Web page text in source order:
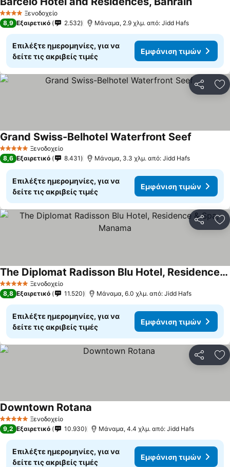
4 ΑστέριαΞενοδοχείο
8,9 Εξαιρετικό 2.532 Μάναμα, 2.9 χλμ. από: Jidd Hafs
Επιλέξτε ημερομηνίες, για να
δείτε τις ακριβείς τιμές
Εμφάνιση τιμών
5 Αστέρια Ξενοδοχείο
Grand Swiss-Belhotel Waterfront Seef
8,6 Εξαιρετικό 8.431 Μάναμα, 3.3 χλμ. από: Jidd Hafs
Επιλέξτε ημερομηνίες, για να
δείτε τις ακριβείς τιμές
Εμφάνιση τιμών
5 Αστέρια Ξενοδοχείο
The Diplomat Radisson Blu Hotel, Residence & Spa, Manama
Εμφάνιση τιμών
8,8 Εξαιρετικό 11.520 Μάναμα, 6.0 χλμ. από: Jidd Hafs
Επιλέξτε ημερομηνίες, για να
δείτε τις ακριβείς τιμές
Εμφάνιση τιμών
5 Αστέρια Ξενοδοχείο
Downtown Rotana
9,2 Εξαιρετικό 10.930 Μάναμα, 4.4 χλμ. από: Jidd Hafs
Επιλέξτε ημερομηνίες, για να
δείτε τις ακριβείς τιμές
Εμφάνιση τιμών